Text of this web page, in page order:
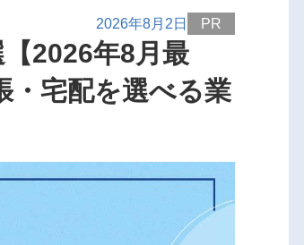
2026年8月2日 PR
2026年8月最
・宅配を選べる業